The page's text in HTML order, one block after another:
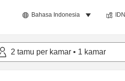
Bahasa Indonesia IDN
2 tamu per kamar • 1 kamar